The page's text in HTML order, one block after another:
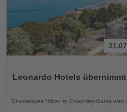
dieLeonardo Hotels
Ehemaliges Hilton in Evian-les-Bains